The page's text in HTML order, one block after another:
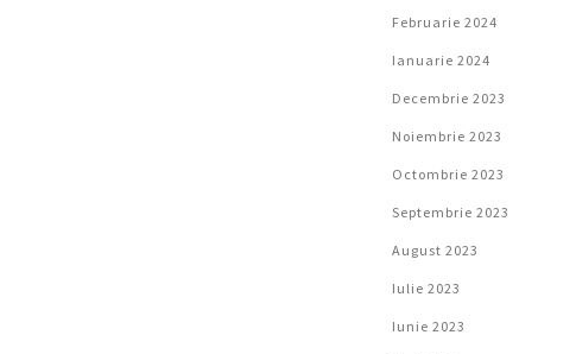
Februarie 2024
Ianuarie 2024
Decembrie 2023
Noiembrie 2023
Octombrie 2023
Septembrie 2023
August 2023
Iulie 2023
Iunie 2023